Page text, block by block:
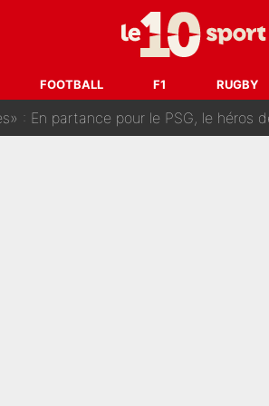
FOOTBALL F1 RUGBY
Barcelone ? Les coulisses de la
CMA CGM recrute plusieurs coureurs pour
partance pour le PSG, le héros de la finale